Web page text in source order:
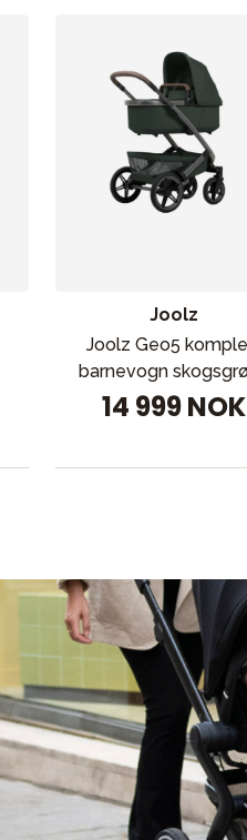
Joolz
Joolz Geo5
barnevogn
14 999 NOK
Veiledning